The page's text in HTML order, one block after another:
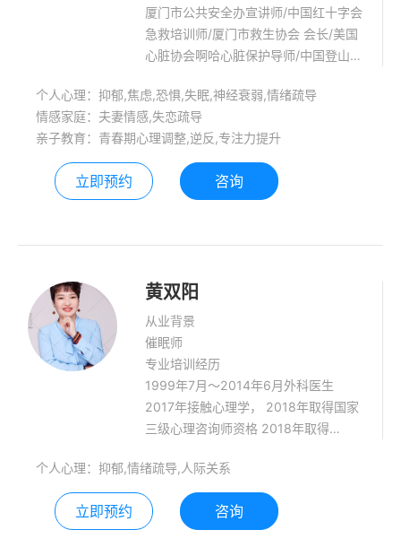
厦门市公共安全办宣讲师/中国红十字会
急救培训师/厦门市救生协会 会长/美国
心脏协会啊哈心脏保护导师/中国登山协
册教练员/厦门市110水上救援队队长/厦
门市110减防灾 宣讲师/国家应急管理学
会紧急救援员师资 铁人三项运动国家二
级裁判员、教练员 长期从事减防灾培训
宣导,防溺水,防火,CPR急救,防骗防拐等
江西,永泰洪灾,玉树地 震等紧急救援。
个人心理：抑郁,焦虑,恐惧,失眠,神经衰弱,情绪疏导
情感家庭：夫妻情感,失恋疏导
亲子教育：青春期心理调整,逆反,专注力提升
立即预约 咨询
黄双阳
从业背景
催眠师
专业培训经历
1999年7月～2014年6月外科医生
2017年接触心理学， 2018年取得国家
三级心理咨询师资格 2018年取得
取得冥想教师资格 2019年至今学习中
医催眠
个人心理：抑郁,情绪疏导,人际关系
立即预约 咨询